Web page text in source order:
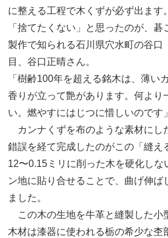
に整える工程で木くずが必ず出ます
「捨てたくない」と思ったのが、
製作で知られる石川県穴水町の谷口
目、谷口正晴さん。
「樹齢100年を超える銘木は、薄い
香りが立って艶があります。何より
い。燃やすにはじつに惜しいのです」
カンナくずを布のような素材に
錯誤を経て完成したのがこの「縫え
12〜0.15ミリに削った木を硬化しな
ン地に貼り合せることで、曲げ伸ば
ました。
この木の生地を牛革と縫製した小
木材は漆器に使われる栃の希少な杢